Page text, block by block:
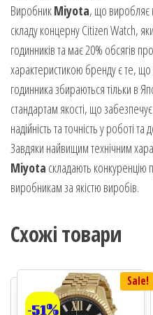
ВиробникMiyota, що виробляє
складу концерну Citizen Watch,
годинників та має 20% обсягів
характеристикою бренду є те,
годинника збираються тільки в
стандартам якості, що
надійність та точність у роботі та
Завдяки найвищим технічним
Miyota складають
виробникам за якістю виробів.
Схожі товари
Sale!